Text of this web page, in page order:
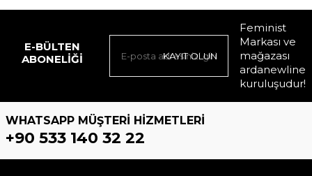
E-BÜLTEN
ABONELIĞI
KAYIT OLUN
Feminist
Markası ve
mağazası
ardanewline
kuruluşudur!
WHATSAPP MÜŞTERI HIZMETLERI
+90 533 140 32 22